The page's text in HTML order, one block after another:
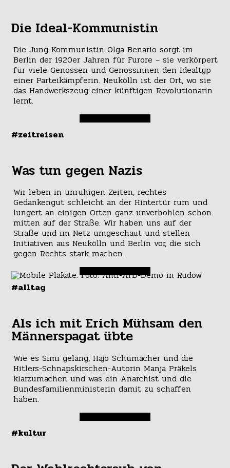
Die Ideal-Kommunistin
Die Jung-Kommunistin Olga Benario sorgt im
Berlin der 1920er Jahren für Furore – sie verkörpert
für viele Genossen und Genossinnen den Idealtyp
einer Parteikämpferin. Neukölln ist der Ort, wo sie
das Handwerkszeug einer künftigen Revolutionärin
lernt.
#zeitreisen
Was tun gegen Nazis
Wir leben in unruhigen Zeiten, rechtes
Gedankengut schleicht an der Hintertür rum und
lungert an einigen Orten ganz unverhohlen schon
mitten auf der Straße. Wir haben uns auf der
Straße und im Netz umgeschaut und stellen
Initiativen aus Neukölln und Berlin vor, die sich
gegen Rechts stark machen.
#alltag
Als ich mit Erich Mühsam den
Männerspagat übte
Wie es Simi gelang, Hajo Schumacher und die
Hitlers-Schnapskirschen-Autorin Manja Präkels
klarzumachen und was ein Anarchist und die
Bundesfamilienministerin damit zu schaffen
haben.
#kultur